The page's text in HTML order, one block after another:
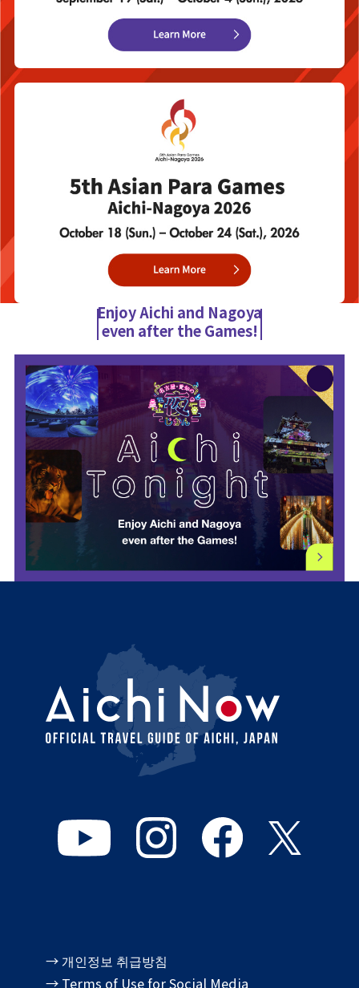
Enjoy Aichi and Nagoya
even after the Games!
→ 개인정보 취급방침
→ Terms of Use for Social Media